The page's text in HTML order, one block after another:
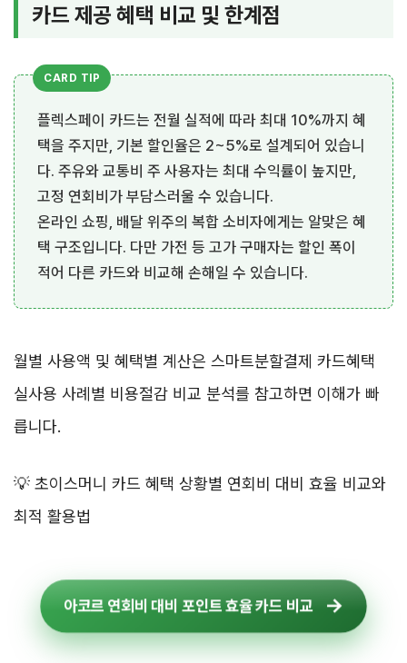
카드 제공 혜택 비교 및 한계점
플렉스페이 카드는 전월 실적에 따라 최대 10%까지 혜
택을 주지만, 기본 할인율은 2~5%로 설계되어 있습니
다. 주유와 교통비 주 사용자는 최대 수익률이 높지만,
고정 연회비가 부담스러울 수 있습니다.
온라인 쇼핑, 배달 위주의 복합 소비자에게는 알맞은 혜
택 구조입니다. 다만 가전 등 고가 구매자는 할인 폭이
적어 다른 카드와 비교해 손해일 수 있습니다.
월별 사용액 및 혜택별 계산은 스마트분할결제 카드혜택
실사용 사례별 비용절감 비교 분석를 참고하면 이해가 빠
릅니다.
💡 초이스머니 카드 혜택 상황별 연회비 대비 효율 비교와
최적 활용법
아코르 연회비 대비 포인트 효율 카드 비교